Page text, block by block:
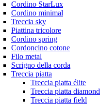
Cordino StarLux
Cordino minimal
Treccia sky
Piattina tricolore
Cordino spring
Cordoncino cotone
Filo metal
Scrigno della corda
Treccia piatta
Treccia piatta élite
Treccia piatta diamond
Treccia piatta field